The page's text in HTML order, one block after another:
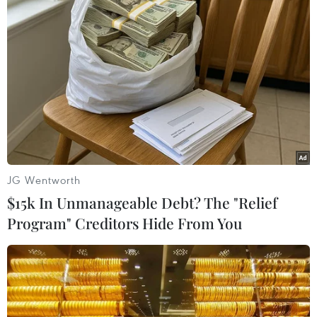
#Cá jawfish đực #Ấp trứng #Sinh vật
#Ấu trùng
#Nuôi dưỡng
Theo dõi VietnamPlus
TIN CÙNG CHUYÊN MỤC
Buổi hòa nhạc kéo dài 639 năm vừa
mới hoàn thành 4% hành trình
JG Wentworth
$15k In Unmanageable Debt? The "Relief
Program" Creditors Hide From You